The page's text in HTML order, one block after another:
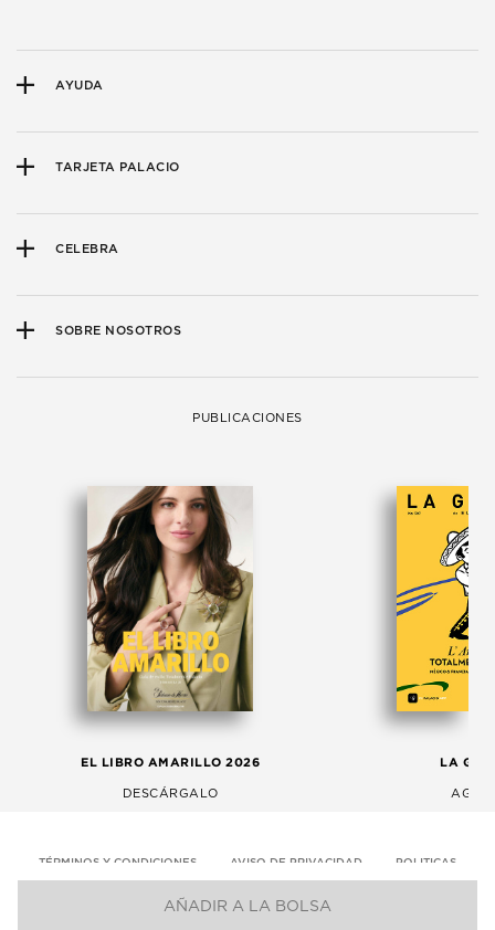
AÑADIR A LA BOLSA
AYUDA
TARJETA PALACIO
CELEBRA
SOBRE NOSOTROS
PUBLICACIONES
EL LIBRO AMARILLO 2026
DESCÁRGALO
LA
TÉRMINOS Y CONDICIONES AVISO DE PRIVACIDAD POLITICAS